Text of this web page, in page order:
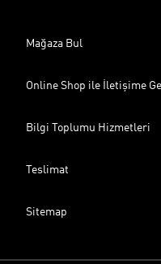
Mağaza Bul
Online Shop ile İletişime
Bilgi Toplumu Hizmetleri
Teslimat
Sitemap